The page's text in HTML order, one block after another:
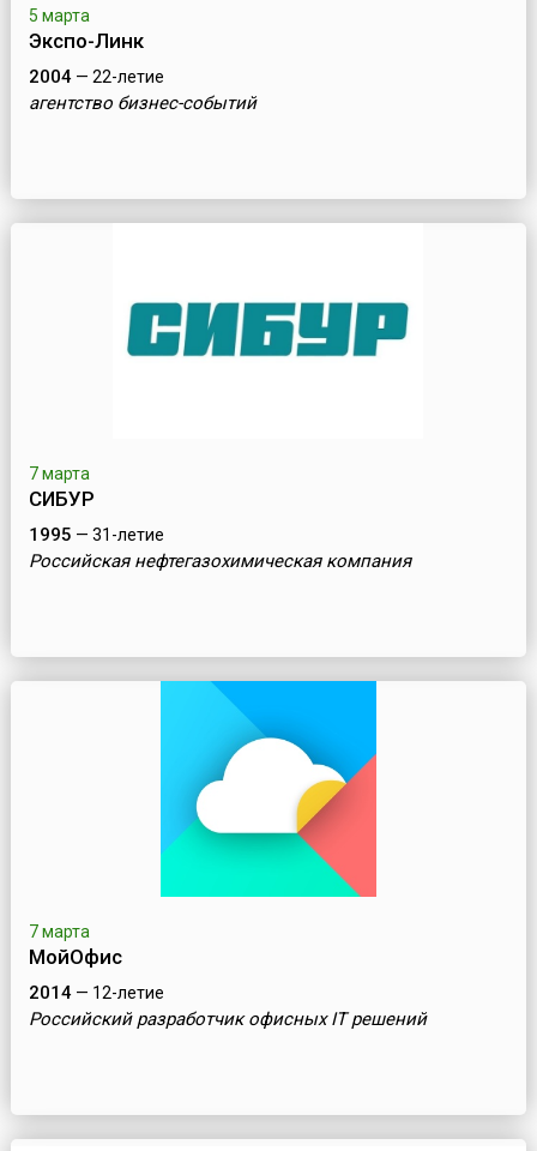
5 марта
Экспо-Линк
2004— 22-летие
агентство бизнес-событий
7 марта
СИБУР
1995 — 31-летие
Российская нефтегазохимическая компания
7 марта
МойОфис
2014— 12-летие
Российский разработчик офисных IT решений